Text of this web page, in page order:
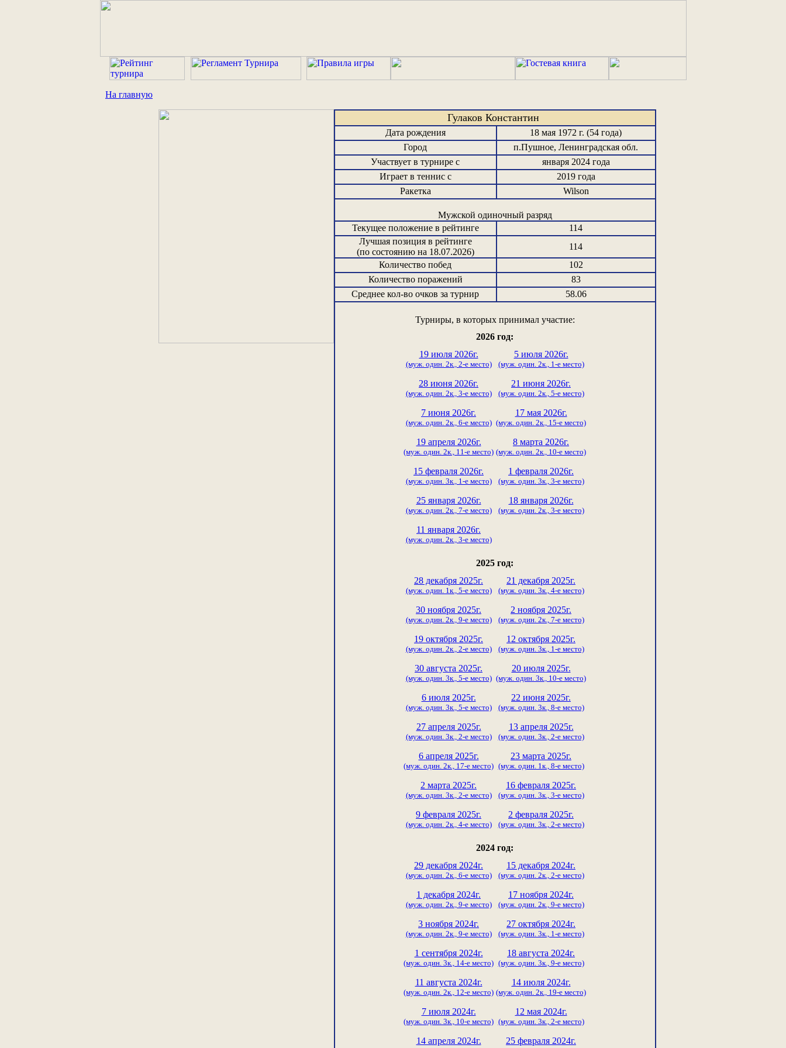
На главную
Гулаков Константин
Дата рождения
18 мая 1972 г. (54 года)
Город
п.Пушное, Ленинградская обл.
Участвует в турнире с
января 2024 года
Играет в теннис с
2019 года
Ракетка
Wilson
Мужской одиночный разряд
Текущее положение в рейтинге
114
Лучшая позиция в рейтинге
(по состоянию на 18.07.2026)
114
Количество побед
102
Количество поражений
83
Среднее кол-во очков за турнир
58.06
Турниры, в которых принимал участие:
2026 год:
19 июля 2026г.
(муж. один. 2к., 2-е место)
5 июля 2026г.
(муж. один. 2к., 1-е место)
28 июня 2026г.
(муж. один. 2к., 3-е место)
21 июня 2026г.
(муж. один. 2к., 5-е место)
7 июня 2026г.
(муж. один. 2к., 6-е место)
17 мая 2026г.
(муж. один. 2к., 15-е место)
19 апреля 2026г.
(муж. один. 2к., 11-е место)
8 марта 2026г.
(муж. один. 2к., 10-е место)
15 февраля 2026г.
(муж. один. 3к., 1-е место)
1 февраля 2026г.
(муж. один. 3к., 3-е место)
25 января 2026г.
(муж. один. 2к., 7-е место)
18 января 2026г.
(муж. один. 2к., 3-е место)
11 января 2026г.
(муж. один. 2к., 3-е место)
2025 год:
28 декабря 2025г.
(муж. один. 1к., 5-е место)
21 декабря 2025г.
(муж. один. 3к., 4-е место)
30 ноября 2025г.
(муж. один. 2к., 9-е место)
2 ноября 2025г.
(муж. один. 2к., 7-е место)
19 октября 2025г.
(муж. один. 2к., 2-е место)
12 октября 2025г.
(муж. один. 3к., 1-е место)
30 августа 2025г.
(муж. один. 3к., 5-е место)
20 июля 2025г.
(муж. один. 3к., 10-е место)
6 июля 2025г.
(муж. один. 3к., 5-е место)
22 июня 2025г.
(муж. один. 3к., 8-е место)
27 апреля 2025г.
(муж. один. 3к., 2-е место)
13 апреля 2025г.
(муж. один. 3к., 2-е место)
6 апреля 2025г.
(муж. один. 2к., 17-е место)
23 марта 2025г.
(муж. один. 1к., 8-е место)
2 марта 2025г.
(муж. один. 3к., 2-е место)
16 февраля 2025г.
(муж. один. 3к., 3-е место)
9 февраля 2025г.
(муж. один. 2к., 4-е место)
2 февраля 2025г.
(муж. один. 3к., 2-е место)
2024 год:
29 декабря 2024г.
(муж. один. 2к., 6-е место)
15 декабря 2024г.
(муж. один. 2к., 2-е место)
1 декабря 2024г.
(муж. один. 2к., 9-е место)
17 ноября 2024г.
(муж. один. 2к., 9-е место)
3 ноября 2024г.
(муж. один. 2к., 9-е место)
27 октября 2024г.
(муж. один. 3к., 1-е место)
1 сентября 2024г.
(муж. один. 3к., 14-е место)
18 августа 2024г.
(муж. один. 3к., 9-е место)
11 августа 2024г.
(муж. один. 2к., 12-е место)
14 июля 2024г.
(муж. один. 2к., 19-е место)
7 июля 2024г.
(муж. один. 3к., 10-е место)
12 мая 2024г.
(муж. один. 3к., 2-е место)
14 апреля 2024г. 25 февраля 2024г.